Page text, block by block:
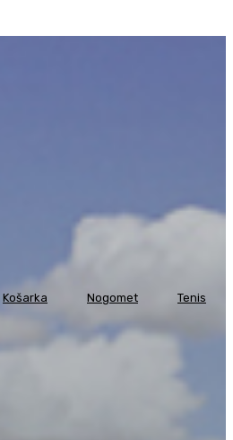
Košarka Nogomet Tenis